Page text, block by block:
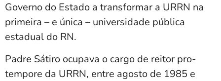
Governo do Estado a transformar a URRN na
primeira – e única – universidade pública
estadual do RN.
Padre Sátiro ocupava o cargo de reitor pro-
tempore da URRN, entre agosto de 1985 e